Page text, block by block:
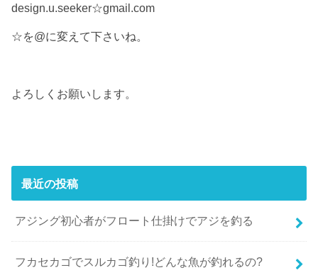
design.u.seeker☆gmail.com
☆を@に変えて下さいね。
よろしくお願いします。
最近の投稿
アジング初心者がフロート仕掛けでアジを釣る
フカセカゴでスルカゴ釣り!どんな魚が釣れるの?